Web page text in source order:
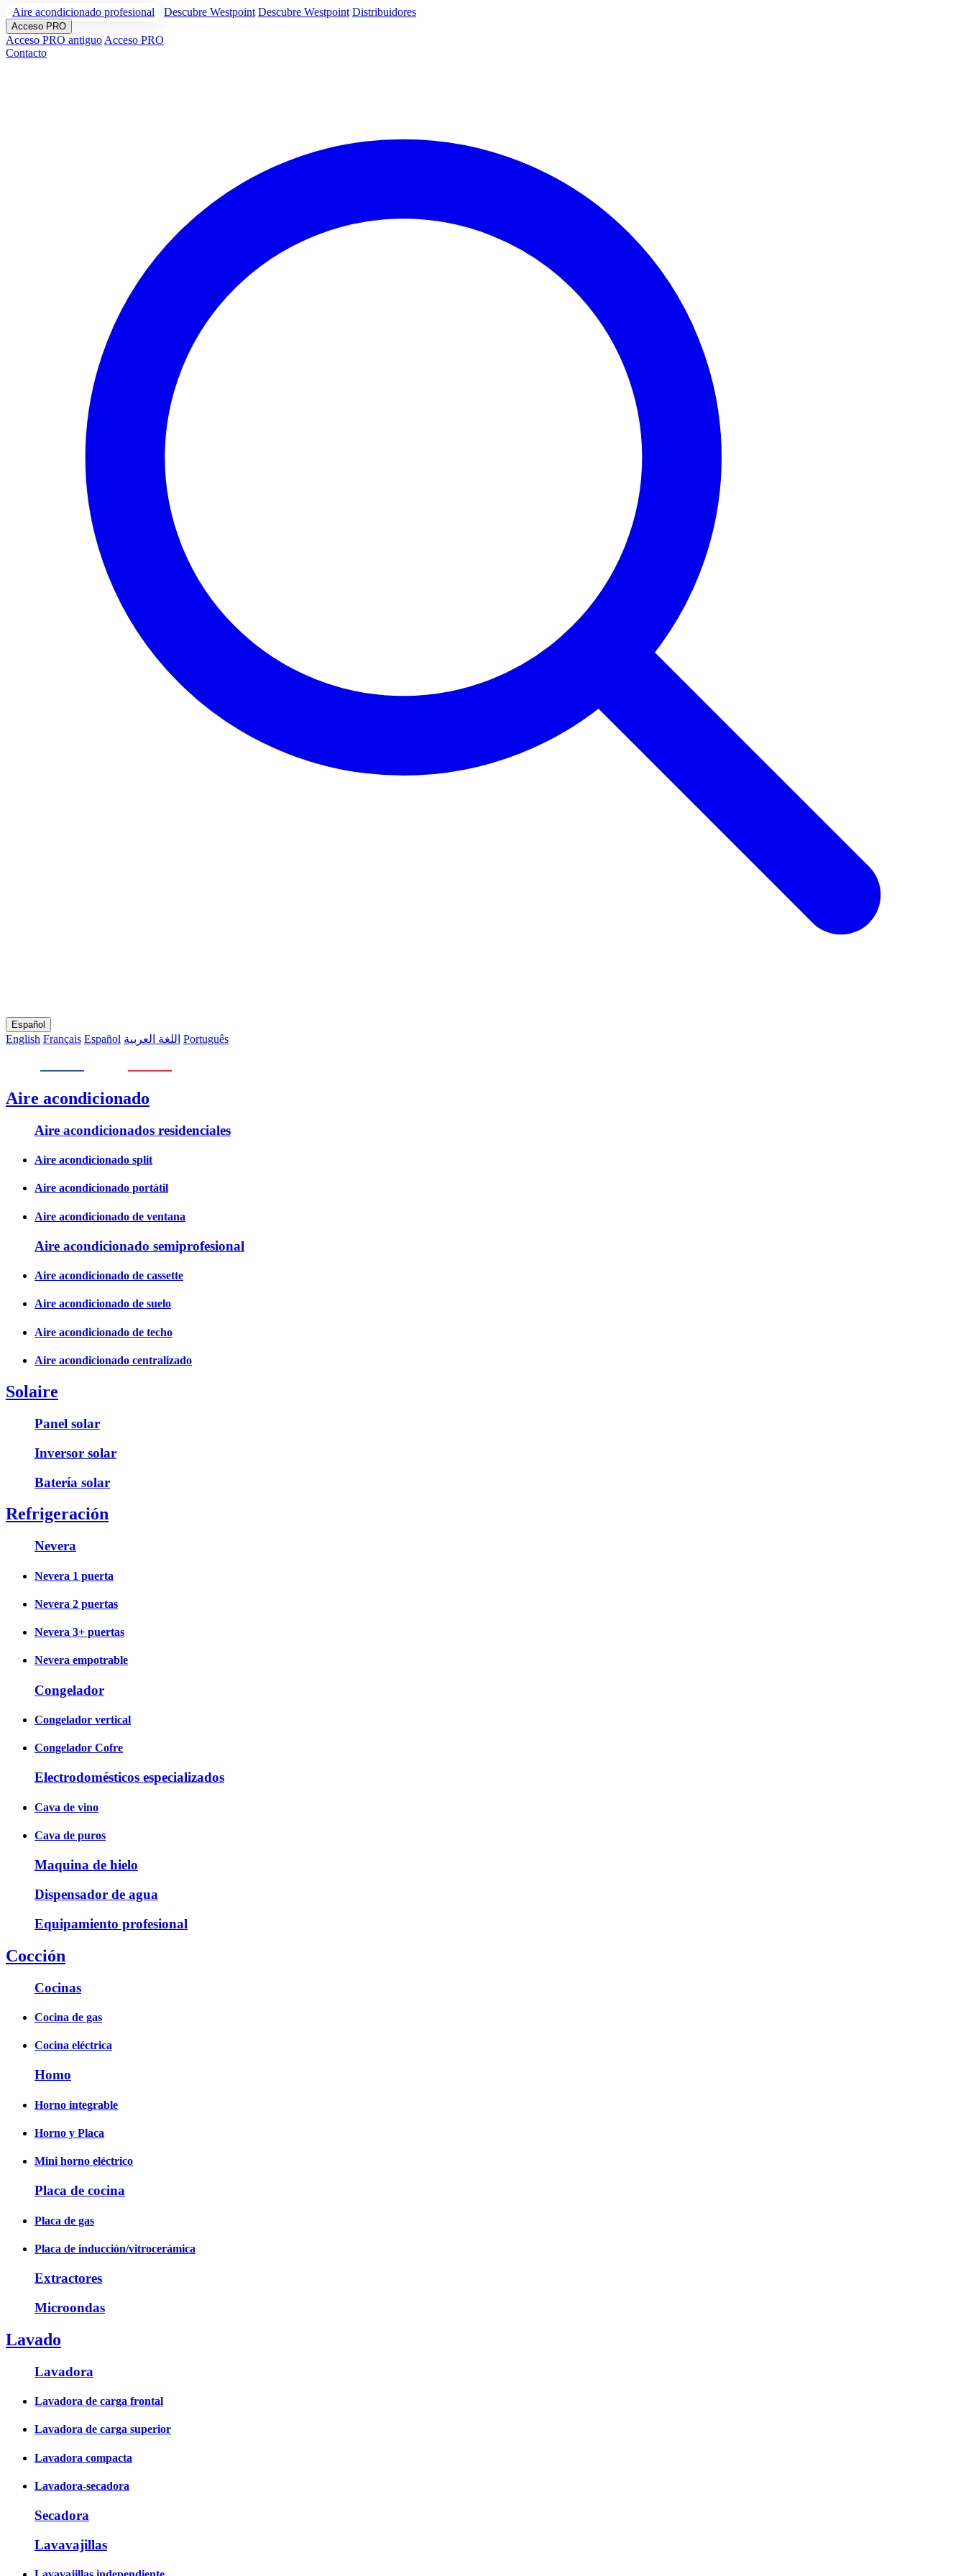
Aire acondicionado profesional Descubre Westpoint Descubre Westpoint Distribuidores
Acceso PRO
Acceso PRO antiguo Acceso PRO
Contacto
Español
English Français Español اللغة العربية Português
Aire acondicionado
Aire acondicionados residenciales
Aire acondicionado split
Aire acondicionado portátil
Aire acondicionado de ventana
Aire acondicionado semiprofesional
Aire acondicionado de cassette
Aire acondicionado de suelo
Aire acondicionado de techo
Aire acondicionado centralizado
Solaire
Panel solar
Inversor solar
Batería solar
Refrigeración
Nevera
Nevera 1 puerta
Nevera 2 puertas
Nevera 3+ puertas
Nevera empotrable
Congelador
Congelador vertical
Congelador Cofre
Electrodomésticos especializados
Cava de vino
Cava de puros
Maquina de hielo
Dispensador de agua
Equipamiento profesional
Cocción
Cocinas
Cocina de gas
Cocina eléctrica
Homo
Horno integrable
Horno y Placa
Mini horno eléctrico
Placa de cocina
Placa de gas
Placa de inducción/vitrocerámica
Extractores
Microondas
Lavado
Lavadora
Lavadora de carga frontal
Lavadora de carga superior
Lavadora compacta
Lavadora-secadora
Secadora
Lavavajillas